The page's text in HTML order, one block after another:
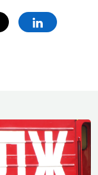
Linkedin